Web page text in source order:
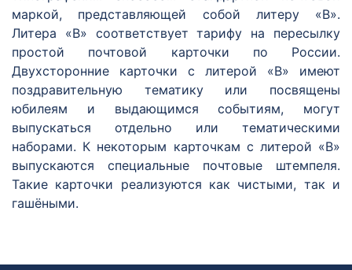
маркой, представляющей собой литеру «В».
Литера «В» соответствует тарифу на пересылку
простой почтовой карточки по России.
Двухсторонние карточки с литерой «В» имеют
поздравительную тематику или посвящены
юбилеям и выдающимся событиям, могут
выпускаться отдельно или тематическими
наборами. К некоторым карточкам с литерой «В»
выпускаются специальные почтовые штемпеля.
Такие карточки реализуются как чистыми, так и
гашёными.